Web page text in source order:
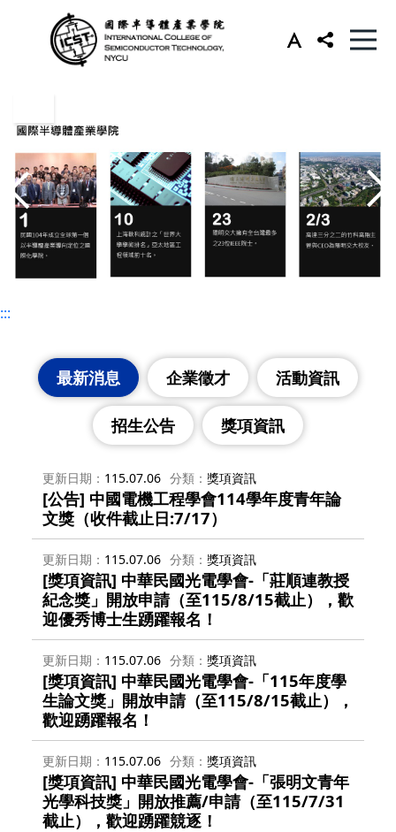
:::
最新消息 企業徵才 活動資訊
招生公告 獎項資訊
更新日期 115.07.06 分類 獎項資訊
[公告] 中國電機工程學會114學年度青年論
文獎（收件截止日:7/17）
更新日期 115.07.06 分類 獎項資訊
[獎項資訊] 中華民國光電學會-「莊順連教授
紀念獎」開放申請（至115/8/15截止），歡
迎優秀博士生踴躍報名！
更新日期 115.07.06 分類 獎項資訊
[獎項資訊] 中華民國光電學會-「115年度學
生論文獎」開放申請（至115/8/15截止），
歡迎踴躍報名！
更新日期 115.07.06 分類 獎項資訊
[獎項資訊] 中華民國光電學會-「張明文青年
光學科技獎」開放推薦/申請（至115/7/31
截止），歡迎踴躍競逐！